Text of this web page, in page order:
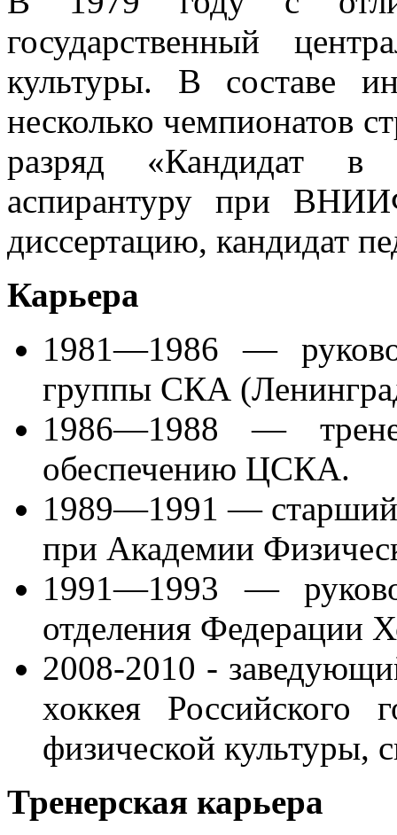
государственный
культуры. В составе
несколько чемпионатов
разряд «Кандидат в
аспирантуру при
диссертацию, кандидат
Карьера
1981—1986 —
группы СКА
1986—1988 —
обеспечению ЦСКА.
1989—1991 — старший
при Академии
1991—1993 —
отделения Федерации
2008-2010 -
хоккея Российского
физической
Тренерская карьера